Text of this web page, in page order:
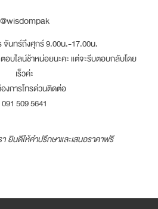
@wisdompak
จันทร์ถึงศุกร์ 9.00น.-17.00น.
อบไลน์ช้าหน่อยนะคะ แต่จะรีบตอบกลับโดย
เร็วค่ะ
งการโทรด่วนติดต่อ
091 509 5641
า ยินดีให้คำปรึกษาและเสนอราคาฟรี